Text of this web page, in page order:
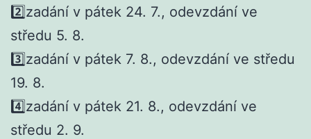
2️⃣zadání v pátek 24. 7., odevzdání ve
středu 5. 8.
3️⃣zadání v pátek 7. 8., odevzdání ve středu
19. 8.
4️⃣zadání v pátek 21. 8., odevzdání ve
středu 2. 9.